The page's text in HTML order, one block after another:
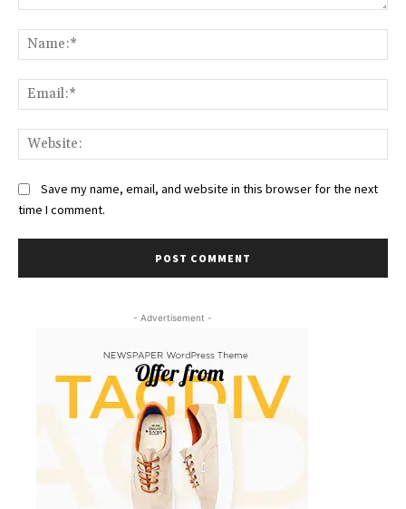
Save my name, email, and website in this browser for the next
time I comment.
- Advertisement -